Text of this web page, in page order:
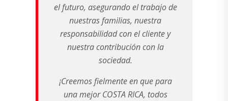
el futuro, asegurando el trabajo de
nuestras familias, nuestra
responsabilidad con el cliente y
nuestra contribución con la
sociedad.
¡Creemos fielmente en que para
una mejor COSTA RICA, todos